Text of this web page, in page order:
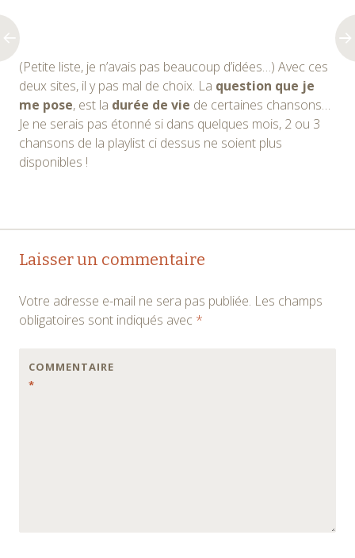
(Petite liste, je n’avais pas beaucoup d’idées…) Avec ces
deux sites, il y pas mal de choix. La question que je
me pose, est la durée de vie de certaines chansons…
Je ne serais pas étonné si dans quelques mois, 2 ou 3
chansons de la playlist ci dessus ne soient plus
disponibles !
Navigation
articles
Laisser un commentaire
Votre adresse e-mail ne sera pas publiée. Les champs
obligatoires sont indiqués avec *
COMMENTAIRE
*